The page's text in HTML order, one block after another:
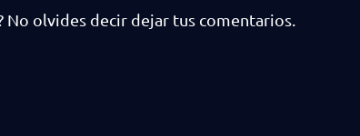
olvides decir dejar tus comentarios.